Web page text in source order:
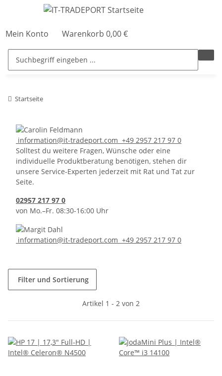
Mein Konto Warenkorb 0,00 €
Startseite
information@it-tradeport.com +49 2957 217 97 0
Solltest du weitere Fragen, Wünsche oder eine
individuelle Produktberatung benötigen, stehen dir
unsere Service-Experten jederzeit mit Rat und Tat zur
Seite.
02957 217 97 0
von Mo.–Fr. 08:30-16:00 Uhr
information@it-tradeport.com +49 2957 217 97 0
Filter und Sortierung
Artikel 1 - 2 von 2